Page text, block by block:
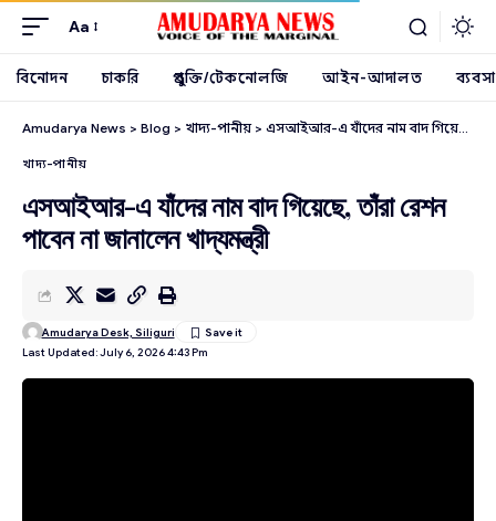
Aa
বিনোদন চাকরি প্রযুক্তি/টেকনোলজি আইন-আদালত ব্যবসা
Amudarya News > Blog > খাদ্য-পানীয়> এসআইআর-এ যাঁদের নাম বাদ গিয়েছে, তাঁরা রেশন পাবেন না জানালেন খাদ্যমন্ত্রী
খাদ্য-পানীয়
এসআইআর-এ যাঁদের নাম বাদ গিয়েছে, তাঁরা রেশন
পাবেন না জানালেন খাদ্যমন্ত্রী
Last Updated: July 6, 2026 4:43 Pm
Amudarya Desk, Siliguri